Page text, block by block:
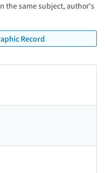
the same subject, author's
Record